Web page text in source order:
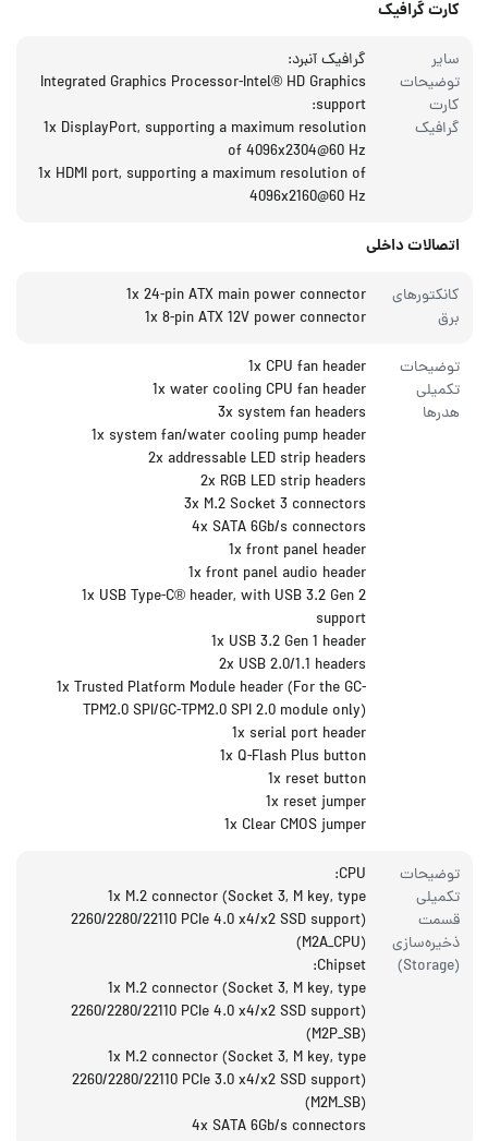
کارت گرافیک
سایر
توضیحات
کارت
گرافیک
گرافیک آنبرد:
Integrated Graphics Processor-Intel® HD Graphics
support:
1x DisplayPort, supporting a maximum resolution
of 4096x2304@60 Hz
1x HDMI port, supporting a maximum resolution of
4096x2160@60 Hz
اتصالات داخلی
کانکتورهای
برق
1x 24-pin ATX main power connector
1x 8-pin ATX 12V power connector
توضیحات
تکمیلی
هدرها
1x CPU fan header
1x water cooling CPU fan header
3x system fan headers
1x system fan/water cooling pump header
2x addressable LED strip headers
2x RGB LED strip headers
3x M.2 Socket 3 connectors
4x SATA 6Gb/s connectors
1x front panel header
1x front panel audio header
1x USB Type-C® header, with USB 3.2 Gen 2
support
1x USB 3.2 Gen 1 header
2x USB 2.0/1.1 headers
1x Trusted Platform Module header (For the GC-
TPM2.0 SPI/GC-TPM2.0 SPI 2.0 module only)
1x serial port header
1x Q-Flash Plus button
1x reset button
1x reset jumper
1x Clear CMOS jumper
توضیحات
تکمیلی
قسمت
ذخیره‌سازی
(Storage)
CPU:
1x M.2 connector (Socket 3, M key, type
2260/2280/22110 PCIe 4.0 x4/x2 SSD support)
(M2A_CPU)
Chipset:
1x M.2 connector (Socket 3, M key, type
2260/2280/22110 PCIe 4.0 x4/x2 SSD support)
(M2P_SB)
1x M.2 connector (Socket 3, M key, type
2260/2280/22110 PCIe 3.0 x4/x2 SSD support)
(M2M_SB)
4x SATA 6Gb/s connectors